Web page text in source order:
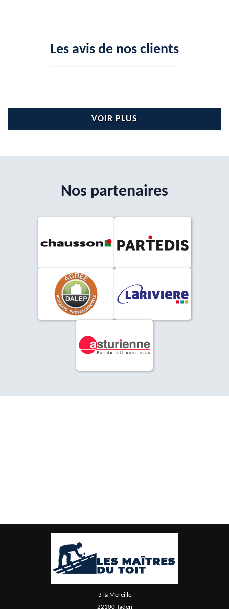
Les avis de nos clients
VOIR PLUS
Nos partenaires
3 la Mereille
22100 Taden